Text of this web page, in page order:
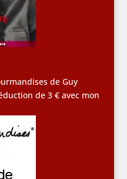
de Guy
de 3 € avec mon